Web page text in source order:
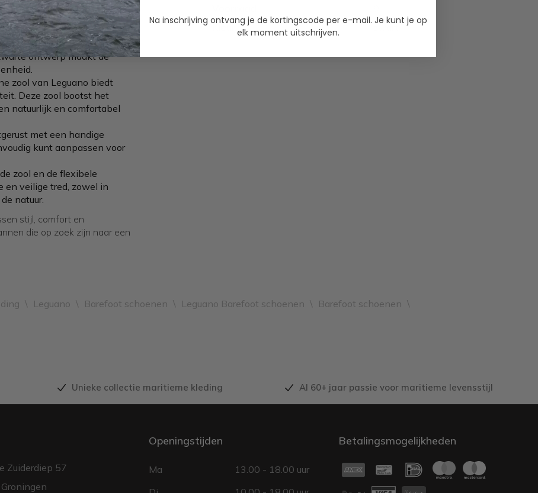
ontwerp maakt de
zool van Leguano biedt
Deze zool bootst het
natuurlijk en comfortabel
met een handige
kunt aanpassen voor
zool en de flexibele
en veilige tred, zowel in
natuur.
stijl, comfort en
die op zoek zijn naar een
\ Leguano \ Barefoot schoenen \ Leguano Barefoot schoenen \ Barefoot schoenen \
Unieke collectie maritieme kleding Al 60+ jaar passie voor maritieme levensstijl
Zuiderdiep 57
Openingstijden
Ma
13.00 - 18.00 uur
Betalingsmogelijkheden
Na inschrijving ontvang je de kortingscode per e-mail. Je kunt je op
elk moment uitschrijven.